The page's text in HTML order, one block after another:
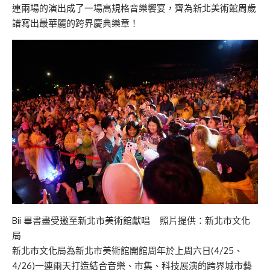
連兩場的演出成了一場高規格音樂饗宴，齊為新北美術館周歲
譜寫出最華麗的跨界慶典樂章！
Bii 畢書盡受邀至新北市美術館獻唱 照片提供：新北市文化
局
新北市文化局為新北市美術館開館周年於上周六日(4/25、
4/26)一連兩天打造結合音樂、市集、科技展演的跨界城市藝